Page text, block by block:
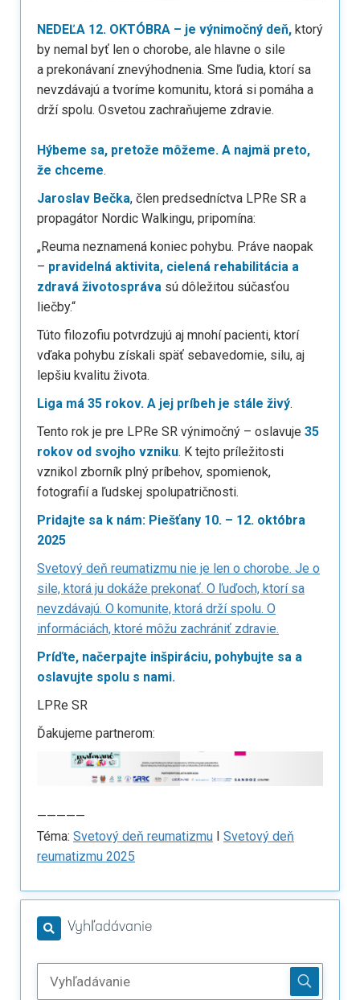
NEDEĽA 12. OKTÓBRA – je výnimočný deň, ktorý
by nemal byť len o chorobe, ale hlavne o sile
a prekonávaní znevýhodnenia. Sme ľudia, ktorí sa
nevzdávajú a tvoríme komunitu, ktorá si pomáha a
drží spolu. Osvetou zachraňujeme zdravie.
Hýbeme sa, pretože môžeme. A najmä preto,
že chceme.
Jaroslav Bečka, člen predsedníctva LPRe SR a
propagátor Nordic Walkingu, pripomína:
„Reuma neznamená koniec pohybu. Práve naopak
– pravidelná aktivita, cielená rehabilitácia a
zdravá životospráva sú dôležitou súčasťou
liečby.“
Túto filozofiu potvrdzujú aj mnohí pacienti, ktorí
vďaka pohybu získali späť sebavedomie, silu, aj
lepšiu kvalitu života.
Liga má 35 rokov. A jej príbeh je stále živý.
Tento rok je pre LPRe SR výnimočný – oslavuje 35
rokov od svojho vzniku. K tejto príležitosti
vznikol zborník plný príbehov, spomienok,
fotografií a ľudskej spolupatričnosti.
Pridajte sa k nám: Piešťany 10. – 12. októbra
2025
Svetový deň reumatizmu nie je len o chorobe. Je o
sile, ktorá ju dokáže prekonať. O ľuďoch, ktorí sa
nevzdávajú. O komunite, ktorá drží spolu. O
informáciách, ktoré môžu zachrániť zdravie.
Príďte, načerpajte inšpiráciu, pohybujte sa a
oslavujte spolu s nami.
LPRe SR
Ďakujeme partnerom:
—————
Téma: Svetový deň reumatizmu
Svetový deň
reumatizmu 2025
Vyhľadávanie